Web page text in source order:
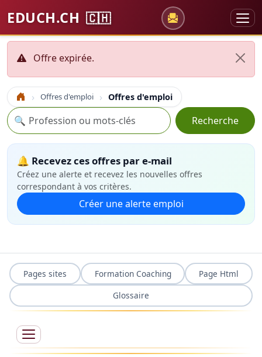
EDUCH.CH 🇨🇭
Offre expirée.
Accueil Offres d'emploi Offres d'emploi
Recherche
🔍 Recherche
🔔 Recevez ces offres par e-mail
Créez une alerte et recevez les nouvelles offres
correspondant à vos critères.
Créer une alerte emploi
Pages sites Formation Coaching
Page Html
Glossaire